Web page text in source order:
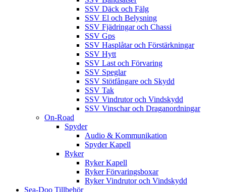
SSV Däck och Fälg
SSV El och Belysning
SSV Fjädringar och Chassi
SSV Gps
SSV Hasplåtar och Förstärkningar
SSV Hytt
SSV Last och Förvaring
SSV Speglar
SSV Stötfångare och Skydd
SSV Tak
SSV Vindrutor och Vindskydd
SSV Vinschar och Draganordningar
On-Road
Spyder
Audio & Kommunikation
Spyder Kapell
Ryker
Ryker Kapell
Ryker Förvaringsboxar
Ryker Vindrutor och Vindskydd
Sea-Doo Tillbehör